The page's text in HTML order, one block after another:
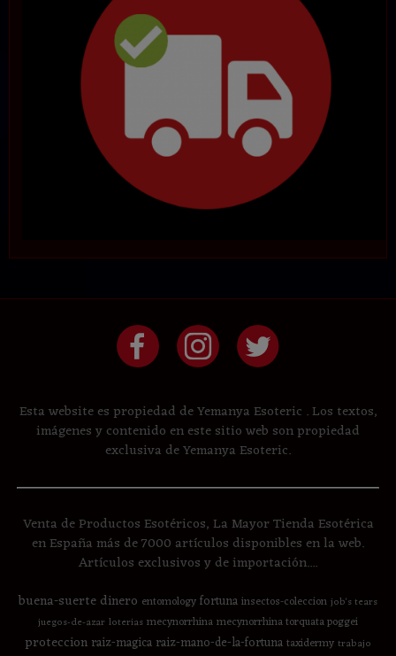
Esta website es propiedad de Yemanya Esoteric . Los textos,
imágenes y contenido en este sitio web son propiedad
exclusiva de Yemanya Esoteric.
Venta de Productos Esotéricos, La Mayor Tienda Esotérica
en España más de 7000 artículos disponibles en la web.
Artículos exclusivos y de importación....
buena-suertedinero entomologyfortunainsectos-coleccion job's tears
juegos-de-azar loterias mecynorrhinamecynorrhina torquata poggei
proteccion raiz-magica raiz-mano-de-la-fortunataxidermy trabajo